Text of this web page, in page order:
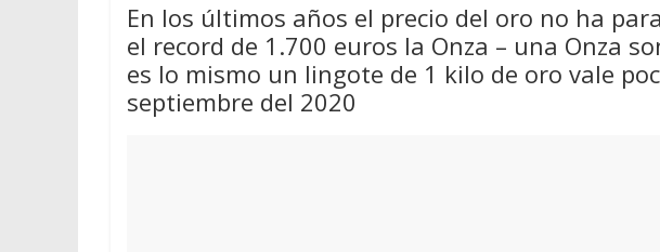
En los últimos años el precio del oro no ha
el record de 1.700 euros la Onza – una Onza
es lo mismo un lingote de 1 kilo de oro vale
septiembre del 2020